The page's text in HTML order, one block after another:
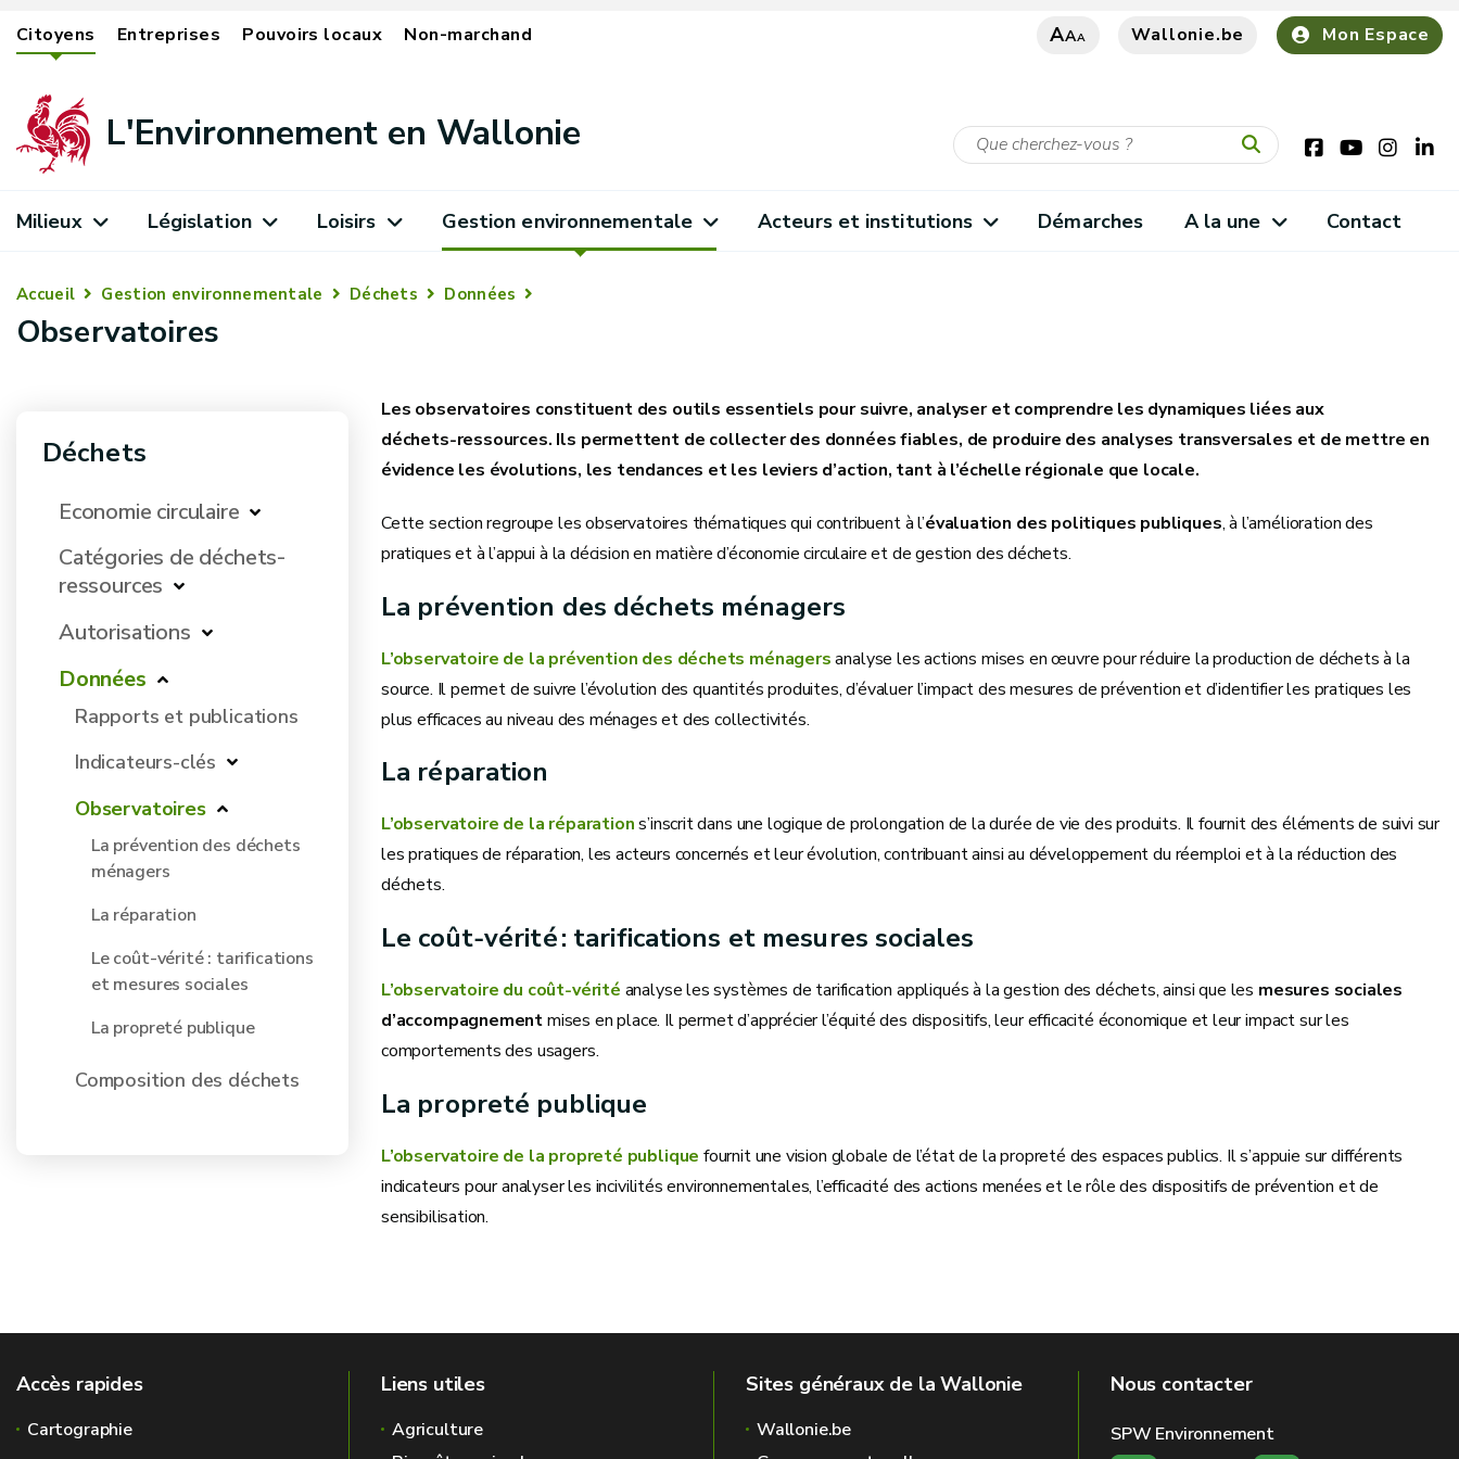
Citoyens Entreprises Pouvoirs locaux Non-marchand AAA Wallonie.be Mon Espace
L'Environnement en Wallonie
Milieux Législation Loisirs Gestion environnementale Acteurs et institutions Démarches A la une Contact
Accueil Gestion environnementale Déchets Données
Observatoires
Déchets
Economie circulaire
Catégories de déchets-
ressources
Autorisations
Données
Rapports et publications
Indicateurs-clés
Observatoires
La prévention des déchets
ménagers
La réparation
Le coût-vérité : tarifications
et mesures sociales
La propreté publique
Composition des déchets
Les observatoires constituent des outils essentiels pour suivre, analyser et comprendre les dynamiques liées aux
déchets‑ressources. Ils permettent de collecter des données fiables, de produire des analyses transversales et de mettre en
évidence les évolutions, les tendances et les leviers d’action, tant à l’échelle régionale que locale.
Cette section regroupe les observatoires thématiques qui contribuent à l’évaluation des politiques publiques, à l’amélioration des
pratiques et à l’appui à la décision en matière d’économie circulaire et de gestion des déchets.
La prévention des déchets ménagers
L’observatoire de la prévention des déchets ménagersanalyse les actions mises en œuvre pour réduire la production de déchets à la
source. Il permet de suivre l’évolution des quantités produites, d’évaluer l’impact des mesures de prévention et d’identifier les pratiques les
plus efficaces au niveau des ménages et des collectivités.
La réparation
L’observatoire de la réparations’inscrit dans une logique de prolongation de la durée de vie des produits. Il fournit des éléments de suivi sur
les pratiques de réparation, les acteurs concernés et leur évolution, contribuant ainsi au développement du réemploi et à la réduction des
déchets.
Le coût‑vérité : tarifications et mesures sociales
L’observatoire du coût‑vérité analyse les systèmes de tarification appliqués à la gestion des déchets, ainsi que les mesures sociales
d’accompagnementmises en place. Il permet d’apprécier l’équité des dispositifs, leur efficacité économique et leur impact sur les
comportements des usagers.
La propreté publique
L’observatoire de la propreté publique fournit une vision globale de l’état de la propreté des espaces publics. Il s’appuie sur différents
indicateurs pour analyser les incivilités environnementales, l’efficacité des actions menées et le rôle des dispositifs de prévention et de
sensibilisation.
Accès rapides
Cartographie
Liens utiles
Agriculture
Sites généraux de la Wallonie
Wallonie.be
Nous contacter
SPW Environnement